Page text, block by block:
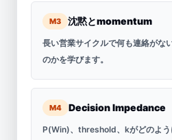
M3 沈黙とmomentum
長い営業サイクルで何も連絡がな
のかを学びます。
M4 Decision Impedance
P(Win)、threshold、kがどのよう